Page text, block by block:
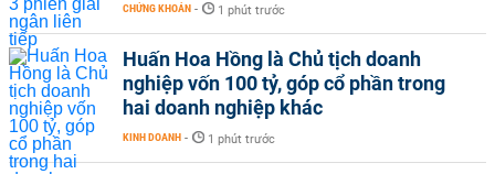
CHỨNG KHOÁN - 1 phút trước
Huấn Hoa Hồng là Chủ tịch doanh
nghiệp vốn 100 tỷ, góp cổ phần trong
hai doanh nghiệp khác
KINH DOANH - 1 phút trước